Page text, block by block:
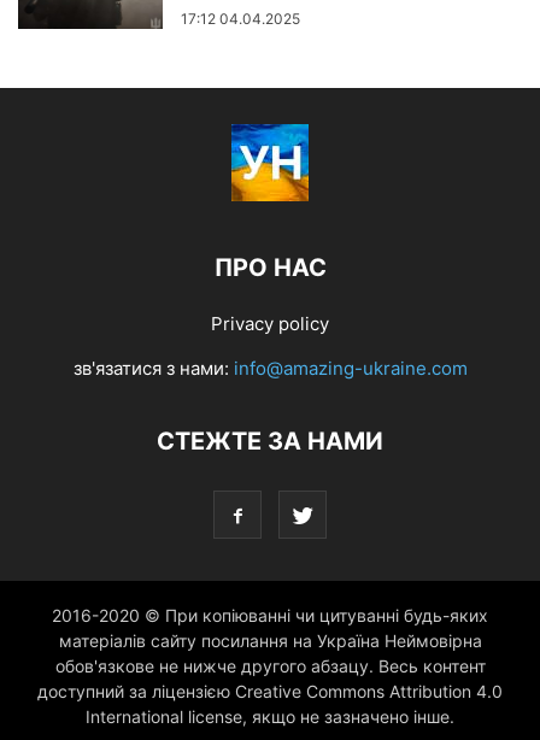
17:12 04.04.2025
ПРО НАС
Privacy policy
зв'язатися з нами: info@amazing-ukraine.com
СТЕЖТЕ ЗА НАМИ
2016-2020 © При копіюванні чи цитуванні будь-яких
матеріалів сайту посилання на Україна Неймовірна
обов'язкове не нижче другого абзацу. Весь контент
доступний за ліцензією Creative Commons Attribution 4.0
International license, якщо не зазначено інше.